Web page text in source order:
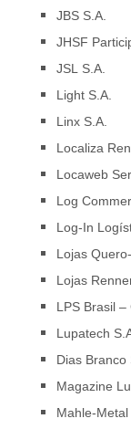
JBS S.A.
JHSF
JSL S.A.
Light S.A.
Linx S.A.
Localiza
Locaweb
Log
Log-In
Lojas
Lojas
LPS Brasil
Lupatech
Dias
Magazine
Mahle-